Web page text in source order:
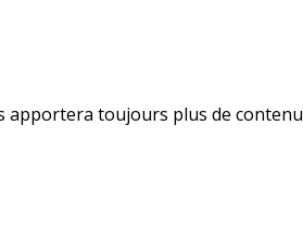
apportera toujours plus de contenu